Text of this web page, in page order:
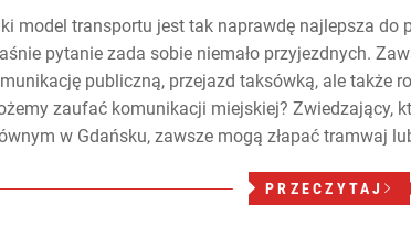
model transportu jest tak naprawdę najlepsza do
pytanie zada sobie niemało przyjezdnych.
publiczną, przejazd taksówką, ale także
zaufać komunikacji miejskiej? Zwiedzający,
w Gdańsku, zawsze mogą złapać tramwaj
PRZECZYTAJ